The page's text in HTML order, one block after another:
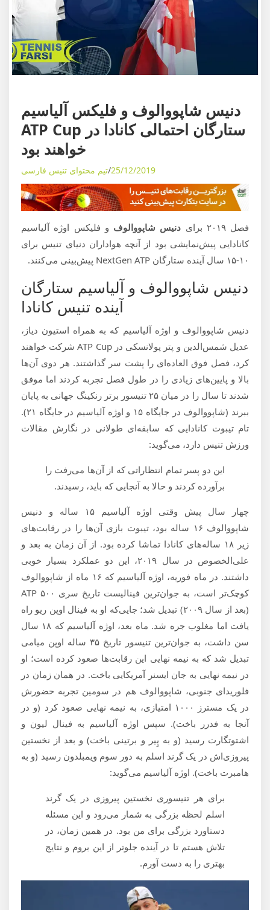
و
دنیس شاپووالوف و فلیکس آلیاسیم
ستارگان احتمالی کانادا در ATP Cup
خواهند بود
25/12/2019 تیم محتوای تنیس فارسی
فصل ۲۰۱۹ برای دنیس شاپووالوف و فلیکس اوژه آلیاسیم
کانادایی پیش‌نمایشی بود از آنچه هواداران دنیای تنیس برای
۱۰-۱۵ سال آینده ستارگان NextGen ATP پیش‌بینی می‌کنند.
دنیس شاپووالوف و آلیاسیم ستارگان
آینده تنیس کانادا
دنیس شاپووالوف و اوژه آلیاسیم که به همراه استیون دیاز،
عدیل شمس‌الدین و پتر پولانسکی در ATP Cup شرکت خواهند
کرد، فصل فوق العاده‌ای را پشت سر گذاشتند. هر دوی آن‌ها
بالا و پایین‌های زیادی را در طول فصل تجربه کردند اما موفق
شدند تا سال را در میان ۲۵ تنیسور برتر رنکینگ جهانی به پایان
ببرند (شاپووالوف در جایگاه ۱۵ و اوژه آلیاسیم در جایگاه ۲۱).
تام تیبوت کانادایی که سابقه‌ای طولانی در نگارش مقالات
ورزش تنیس دارد، می‌گوید:
این دو پسر تمام انتظاراتی که از آن‌ها می‌رفت را
برآورده کردند و حالا به آنجایی که باید، رسیدند.
چهار سال پیش وقتی اوژه آلیاسیم ۱۵ ساله و دنیس
شاپووالوف ۱۶ ساله بود، تیبوت بازی آن‌ها را در رقابت‌های
زیر ۱۸ ساله‌های کانادا تماشا کرده بود. از آن زمان به بعد و
علی‌الخصوص در سال ۲۰۱۹، این دو عملکرد بسیار خوبی
داشتند. در ماه فوریه، اوژه آلیاسیم که ۱۶ ماه از شاپووالوف
کوچک‌تر است، به جوان‌ترین فینالیست تاریخ سری ATP ۵۰۰
(بعد از سال ۲۰۰۹) تبدیل شد؛ جایی‌که او به فینال اوپن ریو راه
یافت اما مغلوب جره شد. ماه بعد، اوژه آلیاسیم که ۱۸ سال
سن داشت، به جوان‌ترین تنیسور تاریخ ۳۵ ساله اوپن میامی
تبدیل شد که به نیمه نهایی این رقابت‌ها صعود کرده است؛ او
در نیمه نهایی به جان ایسنر آمریکایی باخت. در همان زمان در
فلوریدای جنوبی، شاپووالوف هم در سومین تجربه حضورش
در یک مسترز ۱۰۰۰ امتیازی، به نیمه نهایی صعود کرد (و در
آنجا به فدرر باخت). سپس اوژه آلیاسیم به فینال لیون و
اشتوتگارت رسید (و به پِیر و برتینی باخت) و بعد از نخستین
پیروزی‌اش در یک گرند اسلم به دور سوم ویمبلدون رسید (و به
هامبرت باخت). اوژه آلیاسیم می‌گوید:
برای هر تنیسوری نخستین پیروزی در یک گرند
اسلم لحظه بزرگی به شمار می‌رود و این مسئله
دستاورد بزرگی برای من بود. در همین زمان، در
تلاش هستم تا در آینده جلوتر از این بروم و نتایج
بهتری را به دست آورم.